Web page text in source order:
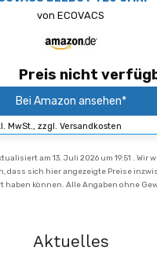
von ECOVACS
Preis nicht
Bei Amazon ansehen*
MwSt., zzgl. Versandkosten
am 13. Juli 2026 um 19:51 . Wir
dass sich hier angezeigte Preise
haben können. Alle Angaben ohne
Aktuelles